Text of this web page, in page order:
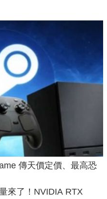
傳天價定價、最高恐
來了！NVIDIA RTX